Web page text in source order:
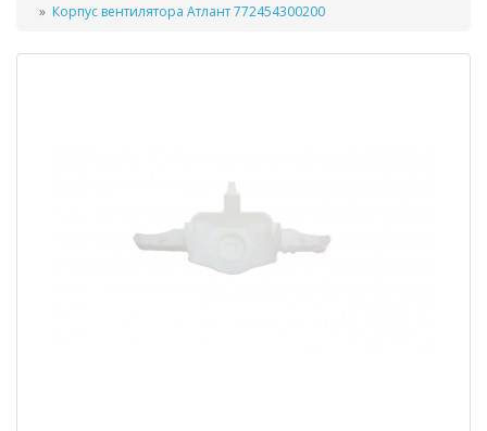
Корпус вентилятора Атлант 772454300200